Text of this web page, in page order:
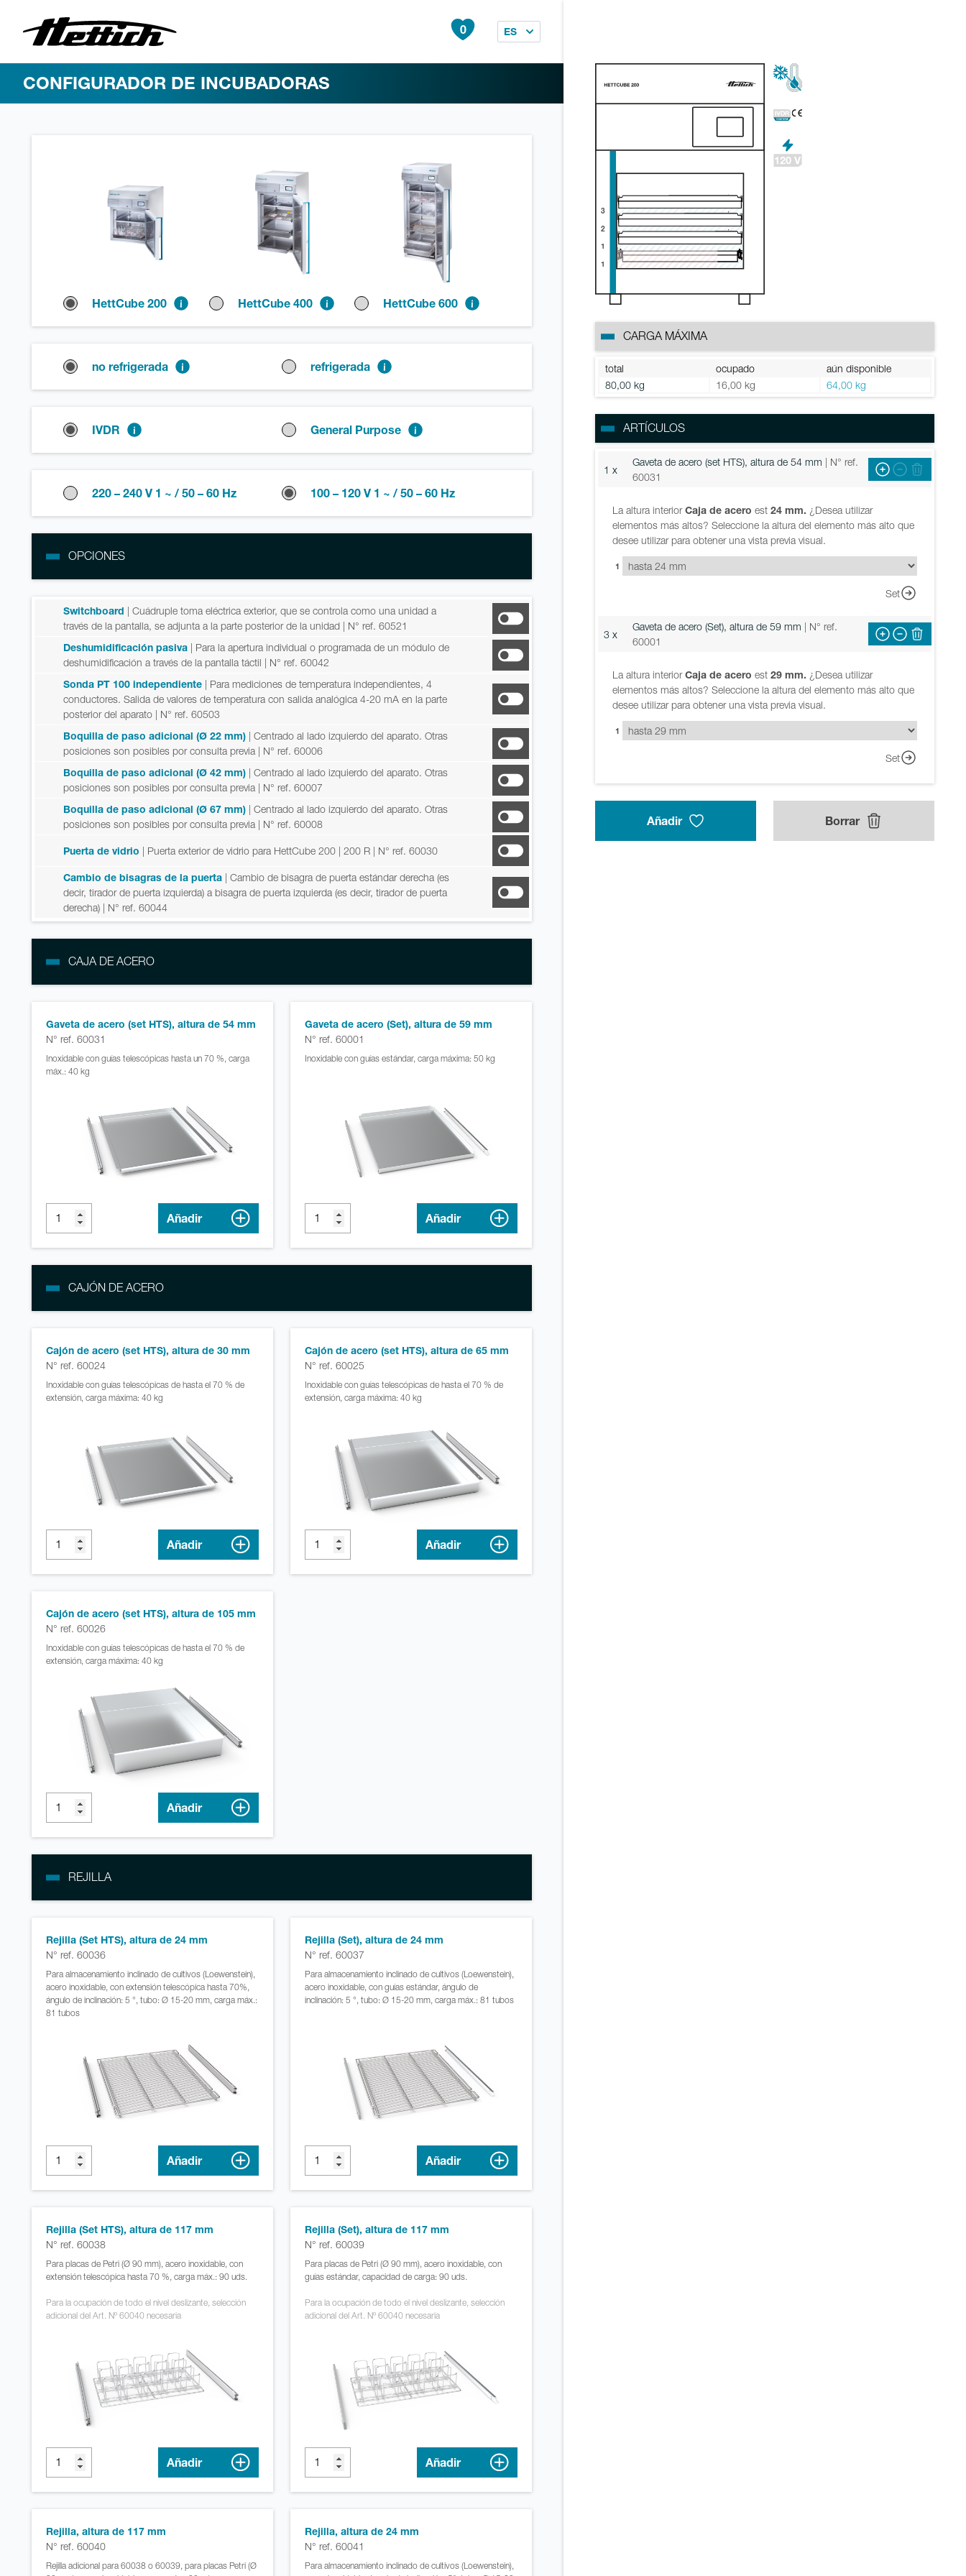
0 ES
CONFIGURADOR DE INCUBADORAS
HettCube 200 HettCube 400 HettCube 600
no refrigerada refrigerada
IVDR General Purpose
220 – 240 V 1 ~ / 50 – 60 Hz 100 – 120 V 1 ~ / 50 – 60 Hz
OPCIONES
Switchboard | Cuádruple toma eléctrica exterior, que se controla como una unidad a
través de la pantalla, se adjunta a la parte posterior de la unidad | N° ref. 60521
Deshumidificación pasiva | Para la apertura individual o programada de un módulo de
deshumidificación a través de la pantalla táctil | N° ref. 60042
Sonda PT 100 independiente | Para mediciones de temperatura independientes, 4
conductores. Salida de valores de temperatura con salida analógica 4-20 mA en la parte
posterior del aparato | N° ref. 60503
Boquilla de paso adicional (Ø 22 mm) | Centrado al lado izquierdo del aparato. Otras
posiciones son posibles por consulta previa | N° ref. 60006
Boquilla de paso adicional (Ø 42 mm) | Centrado al lado izquierdo del aparato. Otras
posiciones son posibles por consulta previa | N° ref. 60007
Boquilla de paso adicional (Ø 67 mm) | Centrado al lado izquierdo del aparato. Otras
posiciones son posibles por consulta previa | N° ref. 60008
Puerta de vidrio | Puerta exterior de vidrio para HettCube 200 | 200 R | N° ref. 60030
Cambio de bisagras de la puerta | Cambio de bisagra de puerta estándar derecha (es
decir, tirador de puerta izquierda) a bisagra de puerta izquierda (es decir, tirador de puerta
derecha) | N° ref. 60044
CAJA DE ACERO
Gaveta de acero (set HTS), altura de 54 mm
N° ref. 60031
Inoxidable con guías telescópicas hasta un 70 %, carga
máx.: 40 kg
Añadir
Gaveta de acero (Set), altura de 59 mm
N° ref. 60001
Inoxidable con guías estándar, carga máxima: 50 kg
Añadir
CAJÓN DE ACERO
Cajón de acero (set HTS), altura de 30 mm
N° ref. 60024
Inoxidable con guías telescópicas de hasta el 70 % de
extensión, carga máxima: 40 kg
Añadir
Cajón de acero (set HTS), altura de 65 mm
N° ref. 60025
Inoxidable con guías telescópicas de hasta el 70 % de
extensión, carga máxima: 40 kg
Añadir
Cajón de acero (set HTS), altura de 105 mm
N° ref. 60026
Inoxidable con guías telescópicas de hasta el 70 % de
extensión, carga máxima: 40 kg
Añadir
REJILLA
Rejilla (Set HTS), altura de 24 mm
N° ref. 60036
Para almacenamiento inclinado de cultivos (Loewenstein),
acero inoxidable, con extensión telescópica hasta 70%,
ángulo de inclinación: 5 °, tubo: Ø 15-20 mm, carga máx.:
81 tubos
Añadir
Rejilla (Set), altura de 24 mm
N° ref. 60037
Para almacenamiento inclinado de cultivos (Loewenstein),
acero inoxidable, con guías estándar, ángulo de
inclinación: 5 °, tubo: Ø 15-20 mm, carga máx.: 81 tubos
Añadir
Rejilla (Set HTS), altura de 117 mm
N° ref. 60038
Para placas de Petri (Ø 90 mm), acero inoxidable, con
extensión telescópica hasta 70 %, carga máx.: 90 uds.
Para la ocupación de todo el nivel deslizante, selección
adicional del Art. Nº 60040 necesaria
Añadir
Rejilla (Set), altura de 117 mm
N° ref. 60039
Para placas de Petri (Ø 90 mm), acero inoxidable, con
guías estándar, capacidad de carga: 90 uds.
Para la ocupación de todo el nivel deslizante, selección
adicional del Art. Nº 60040 necesaria
Añadir
Rejilla, altura de 117 mm
N° ref. 60040
Rejilla adicional para 60038 o 60039, para placas Petri (Ø
Rejilla, altura de 24 mm
N° ref. 60041
Para almacenamiento inclinado de cultivos (Loewenstein),
1
1
2
3
CARGA MÁXIMA
total ocupado
aún disponible
80,00 kg
16,00 kg 64,00 kg
ARTÍCULOS
1 x
Gaveta de acero (set HTS), altura de 54 mm | N° ref.
60031
La altura interiorCaja de acero est 24 mm. ¿Desea utilizar
elementos más altos? Seleccione la altura del elemento más alto que
desee utilizar para obtener una vista previa visual.
1
Set
3 x
Gaveta de acero (Set), altura de 59 mm | N° ref.
60001
La altura interiorCaja de acero est 29 mm. ¿Desea utilizar
elementos más altos? Seleccione la altura del elemento más alto que
desee utilizar para obtener una vista previa visual.
1
Set
Añadir Borrar